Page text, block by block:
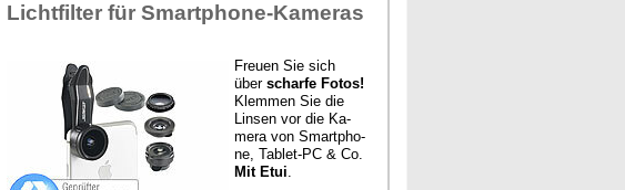
Licht­fil­ter für Smart­pho­ne-Ka­me­ras
Freu­en Sie sich
über schar­fe Fo­tos!
Klem­men Sie die
Lin­sen vor die Ka­
me­ra von Smart­pho­
ne, Ta­blet-PC & Co.
Mit Etui.